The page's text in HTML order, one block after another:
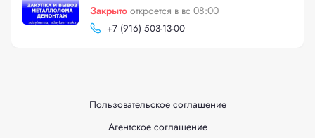
Закрыто откроется в вс 08:00
+7 (916) 503-13-00
Пользовательское соглашение
Агентское соглашение